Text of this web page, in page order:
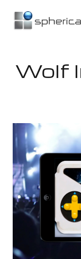
Wolf